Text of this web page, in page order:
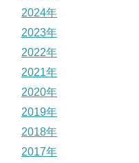
2024年
2023年
2022年
2021年
2020年
2019年
2018年
2017年